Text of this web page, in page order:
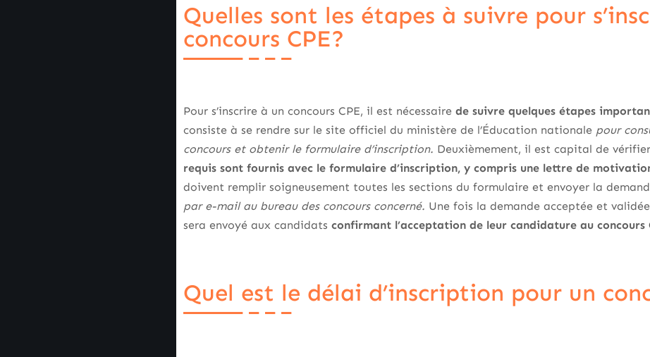
Quelles sont les étapes à suivre pour
concours CPE?
Pour s’inscrire à un concours CPE, il est nécessaire de suivre quelques étapes
consiste à se rendre sur le site officiel du ministère de l’Éducation nationale pour
concours et obtenir le formulaire d’inscription. Deuxièmement, il est capital de vérifier
requis sont fournis avec le formulaire d’inscription, y compris une lettre de
doivent remplir soigneusement toutes les sections du formulaire et envoyer la
par e-mail au bureau des concours concerné. Une fois la demande acceptée et
sera envoyé aux candidats confirmant l’acceptation de leur candidature au concours
Quel est le délai d’inscription pour un